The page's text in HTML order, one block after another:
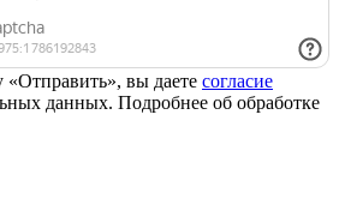
вы даете согласие
данных. Подробнее об обработке